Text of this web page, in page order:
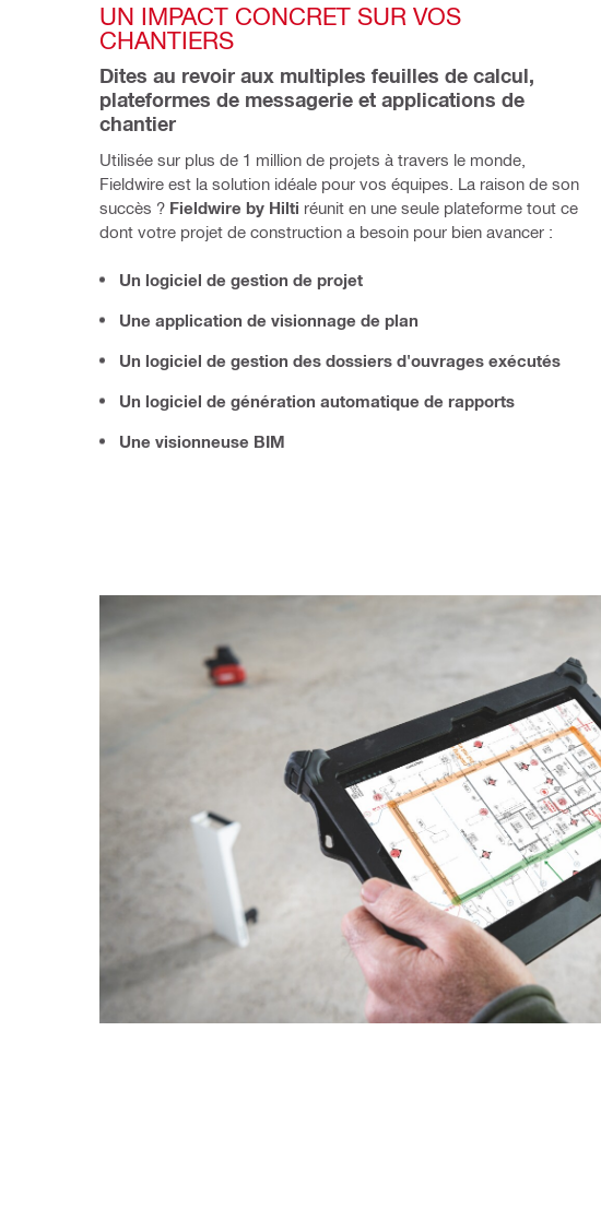
UN IMPACT CONCRET SUR VOS
CHANTIERS
Dites au revoir aux multiples feuilles de calcul,
plateformes de messagerie et applications de
chantier
Utilisée sur plus de 1 million de projets à travers le monde,
Fieldwire est la solution idéale pour vos équipes. La raison de son
succès ? Fieldwire by Hilti réunit en une seule plateforme tout ce
dont votre projet de construction a besoin pour bien avancer :
Un logiciel de gestion de projet
Une application de visionnage de plan
Un logiciel de gestion des dossiers d'ouvrages exécutés
Un logiciel de génération automatique de rapports
Une visionneuse BIM